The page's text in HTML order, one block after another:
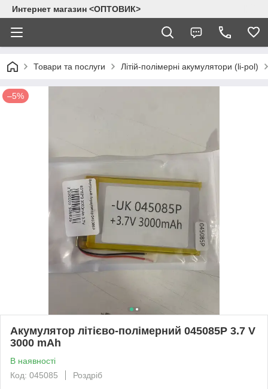
Интернет магазин <ОПТОВИК>
Товари та послуги Літій-полімерні акумулятори (li-pol)
–5%
Акумулятор літієво-полімерний 045085P 3.7 V
3000 mAh
В наявності
Код: 045085
Роздріб